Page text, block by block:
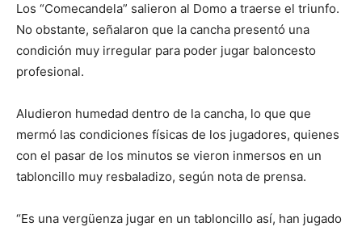
Los “Comecandela” salieron al Domo a traerse el triunfo.
No obstante, señalaron que la cancha presentó una
condición muy irregular para poder jugar baloncesto
profesional.
Aludieron humedad dentro de la cancha, lo que que
mermó las condiciones físicas de los jugadores, quienes
con el pasar de los minutos se vieron inmersos en un
tabloncillo muy resbaladizo, según nota de prensa.
“Es una vergüenza jugar en un tabloncillo así, han jugado